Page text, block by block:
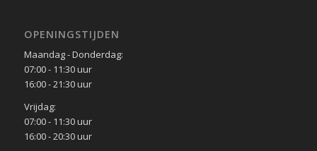
OPENINGSTIJDEN
Maandag - Donderdag:
07:00 - 11:30 uur
16:00 - 21:30 uur
Vrijdag:
07:00 - 11:30 uur
16:00 - 20:30 uur